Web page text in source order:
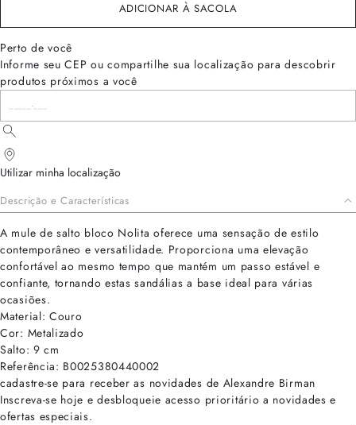
ADICIONAR À SACOLA
Perto de você
Informe seu CEP ou compartilhe sua localização para descobrir
produtos próximos a você
Utilizar minha localização
Descrição e Características
A mule de salto bloco Nolita oferece uma sensação de estilo
contemporâneo e versatilidade. Proporciona uma elevação
confortável ao mesmo tempo que mantém um passo estável e
confiante, tornando estas sandálias a base ideal para várias
ocasiões.
Material: Couro
Cor: Metalizado
Salto: 9 cm
Referência: B0025380440002
cadastre-se para receber as novidades de Alexandre Birman
Inscreva-se hoje e desbloqueie acesso prioritário a novidades e
ofertas especiais.